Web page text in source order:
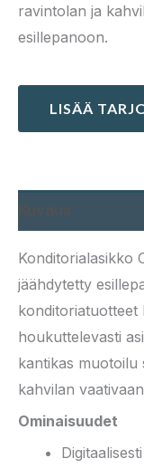
ravintolan ja
esillepanoon.
LISÄÄ
Konditorialasikko
jäähdytetty
konditoriatuotteet
houkuttelevasti
kantikas muotoilu
kahvilan
Ominaisuudet